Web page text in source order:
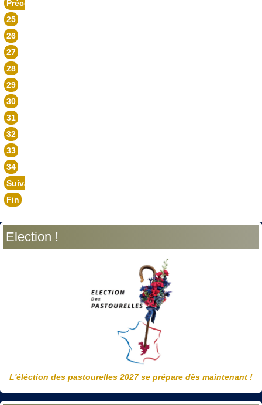
Précédent
25
26
27
28
29
30
31
32
33
34
Suivant
Fin
Election !
L'éléction des pastourelles 2027 se prépare dès maintenant !